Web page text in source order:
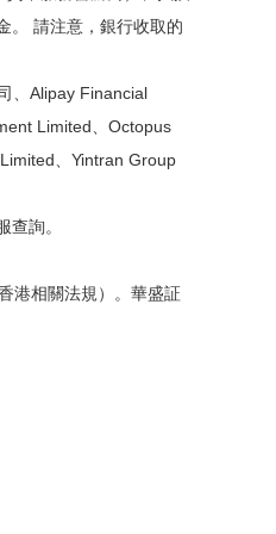
。 請注意，銀行收取的
、Alipay Financial
Limited、Octopus
、Yintran Group
詢。
港相關法規）。華盛証